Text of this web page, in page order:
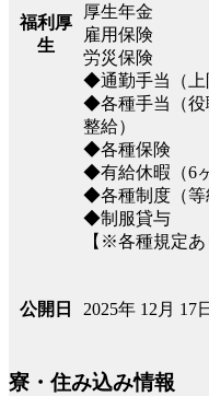
福利厚
生
厚生年金
雇用保険
労災保険
◆通勤手当（上
◆各種手当（役
整給）
◆各種保険
◆有給休暇（6
◆各種制度（等
◆制服貸与
【※各種規定あ
公開日 2025年 12月 17日
寮・住み込み情報